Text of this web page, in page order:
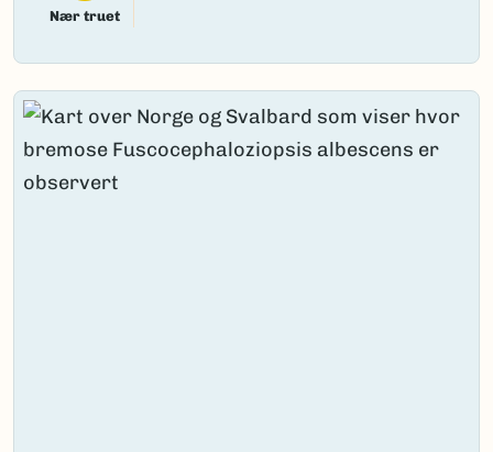
(Hook.) Lindb. ex
albescens(Hook.)
islandica var.albescens
(Hook.) Lindb.
Nær truet